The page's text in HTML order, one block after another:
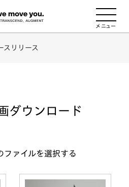
Dreams
スリリース
ダウンロード
ファイルを選択する